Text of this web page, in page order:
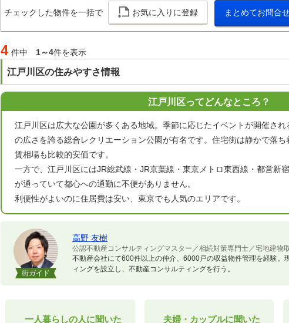
チェックした物件を一括で お気に入りに登録 まとめてお問合
4 件中 1～4件を表示
江戸川区の住みやすさ情報
江戸川区ってどんなところ？
江戸川区は広大な公園が多くある地域。季節に応じたイベントが開催さ
の広さを誇る総合レクリエーション公園が有名です。住宅街は静かで落
賃相場も比較的安価です。
一方で、江戸川区にはJR総武線・JR京葉線・東京メトロ東西線・都営新
が通っていて都心への通勤に不便がありません。
利便性がよいのに住居費は安い、東京でも人気のエリアです。
街ガイド
高野 友樹
公認不動産コンサルティングマスター／相続対策専門士／宅地建物
不動産会社にて600件以上の仲介、6000戸の収益物件管理を経験。
ィングを設立し、不動産コンサルティングを行う。
一人暮らしの人に聞いた
夫婦・カップルに聞いた